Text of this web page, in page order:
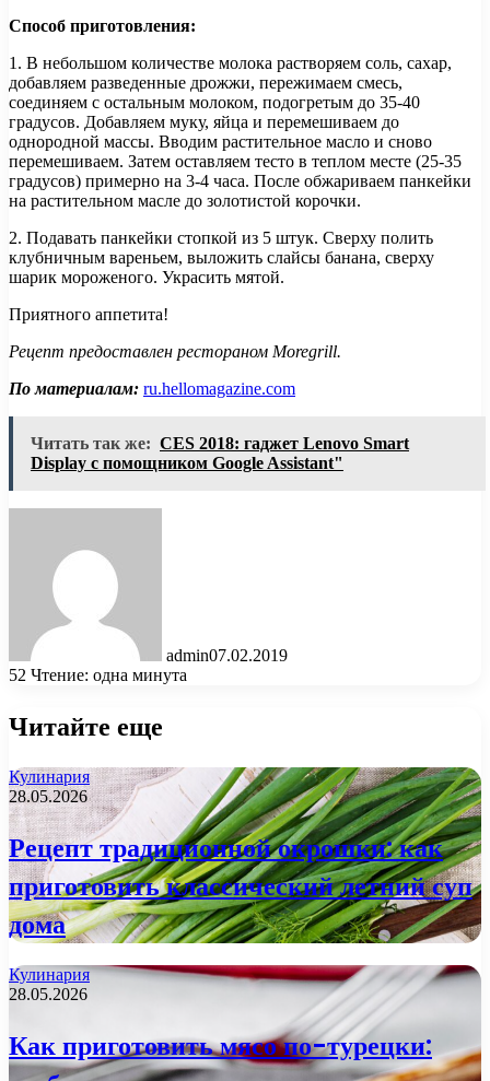
Способ приготовления:
1. В небольшом количестве молока растворяем соль, сахар,
добавляем разведенные дрожжи, пережимаем смесь,
соединяем с остальным молоком, подогретым до 35-40
градусов. Добавляем муку, яйца и перемешиваем до
однородной массы. Вводим растительное масло и сново
перемешиваем. Затем оставляем тесто в теплом месте (25-35
градусов) примерно на 3-4 часа. После обжариваем панкейки
на растительном масле до золотистой корочки.
2. Подавать панкейки стопкой из 5 штук. Сверху полить
клубничным вареньем, выложить слайсы банана, сверху
шарик мороженого. Украсить мятой.
Приятного аппетита!
Рецепт предоставлен рестораном Moregrill.
По материалам: ru.hellomagazine.com
Читать так же: CES 2018: гаджет Lenovo Smart
Display с помощником Google Assistant"
admin07.02.2019
52 Чтение: одна минута
Читайте еще
Кулинария
28.05.2026
Рецепт традиционной окрошки: как
приготовить классический летний суп
дома
Кулинария
28.05.2026
Как приготовить мясо по-турецки: